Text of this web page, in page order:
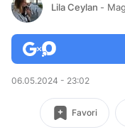
Lila Ceylan -
06.05.2024 - 23:02
Favori